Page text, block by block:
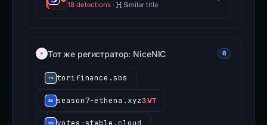
18 detections· Similar title
Тот же регистратор: NiceNIC 6
torifinance.sbs
season7-ethena.xyz3 VT
votes-stable.cloud